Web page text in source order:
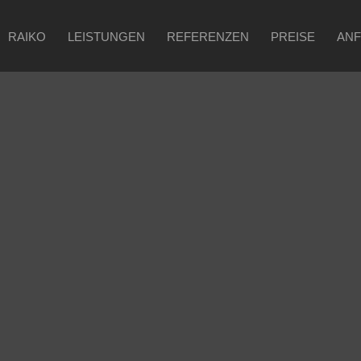
RAIKO LEISTUNGEN REFERENZEN PREISE